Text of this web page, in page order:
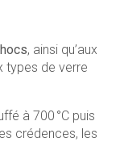
, ainsi qu’aux
types de verre
à 700 °C puis
crédences, les